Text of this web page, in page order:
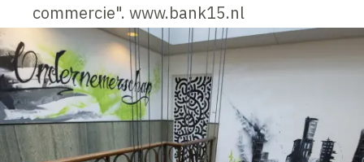
commercie". www.bank15.nl